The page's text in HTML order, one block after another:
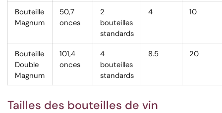
Bouteille
Magnum
50,7
onces
2
bouteilles
standards
4 10
Bouteille
Double
Magnum
101,4
onces
4
bouteilles
standards
8.5 20
Tailles des bouteilles de vin